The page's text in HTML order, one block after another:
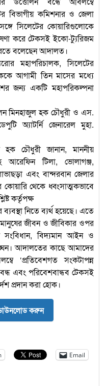
বিভাগীয় কমিশনার ও জেলা
সিলেটের কোয়ারিগুলোকে
করে টেকসই ইকো-ট্যুরিজম
বলেছেন আদালত।
মহাপরিচালক, সিলেটের
আগামী তিন মাসের মধ্যে
জন্য একটি মহাপরিকল্পনা
মিনহাজুল হক চৌধুরী ও এস.
অ্যাটর্নি জেনারেল মুহা.
হক চৌধুরী জানান, মাননীয়
টিলা, ভোলাগঞ্জ,
এবং বান্দরবান জেলার
থেকে ধ্বংসাত্মকভাবে
কর্তৃপক্ষ
নিতে ব্যর্থ হয়েছে। এতে
মানুষের জীবন ও জীবিকার ওপর
সংবিধান, বিদ্যমান আইন ও
আদালতের কাছে আমাদের
‘প্রতিবেশগত সংকটাপন্ন
এবং পরিবেশবান্ধব টেকসই
প্রদান করা হোক।
করুন
Email